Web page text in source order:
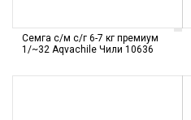
Семга с/м с/г 6-7 кг премиум
1/~32 Aqvachile Чили 10636